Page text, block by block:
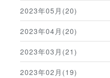
2023年05月(20)
2023年04月(20)
2023年03月(21)
2023年02月(19)